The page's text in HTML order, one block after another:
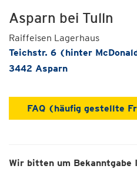
Asparn bei Tulln
Raiffeisen Lagerhaus
Teichstr. 6 (hinter
3442 Asparn
FAQ (häufig gestellte
Wir bitten um Bekanntgabe